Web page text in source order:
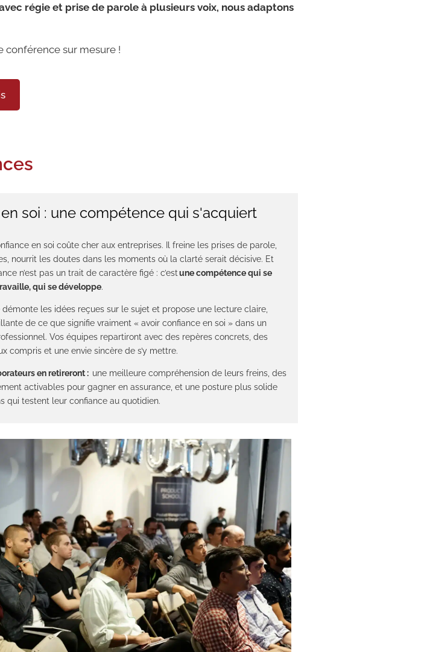
régie et prise de parole à plusieurs voix, nous adaptons
conférence sur mesure !
soi : une compétence qui s'acquiert
en soi coûte cher aux entreprises. Il freine les prises de parole,
nourrit les doutes dans les moments où la clarté serait décisive. Et
n’est pas un trait de caractère figé : c’estune compétence qui se
qui se développe.
les idées reçues sur le sujet et propose une lecture claire,
de ce que signifie vraiment « avoir confiance en soi » dans un
Vos équipes repartiront avec des repères concrets, des
compris et une envie sincère de s’y mettre.
en retireront :une meilleure compréhension de leurs freins, des
activables pour gagner en assurance, et une posture plus solide
qui testent leur confiance au quotidien.